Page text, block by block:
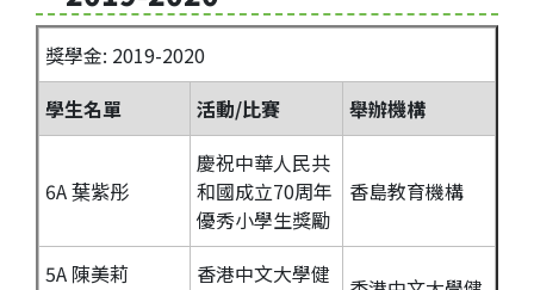
獎學金: 2019-2020
學生名單
活動/比賽 舉辦機構
6A葉紫彤
慶祝中華人民共
和國成立70周年
優秀小學生獎勵
香島教育機構
5A 陳美莉
香港中文大學健